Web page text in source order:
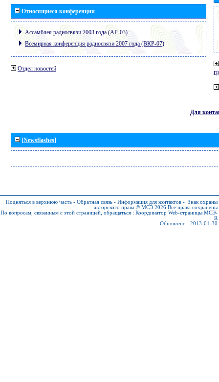
Относящиеся конференции
Ассамблея радиосвязи 2003 года (АР-03)
Всемирная конференция радиосвязи 2007 года (ВКР-07)
Отдел новостей
Для
[Newsflashes]
Подняться в верхнюю часть - Обратная связь - Информация для контактов - Знак охраны
авторского права © МСЭ 2026 Все права сохранены
По вопросам, связанным с этой страницей, обращаться : Координатор Web-страницы МСЭ-
R
Обновлено : 2013-01-30